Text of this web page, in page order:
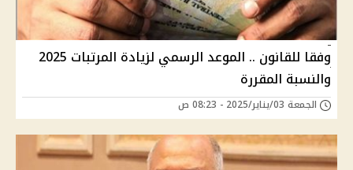
وفقا للقانون .. الموعد الرسمي لزيادة المرتبات 2025
والنسبة المقررة
الجمعة 03/يناير/2025 - 08:23 ص